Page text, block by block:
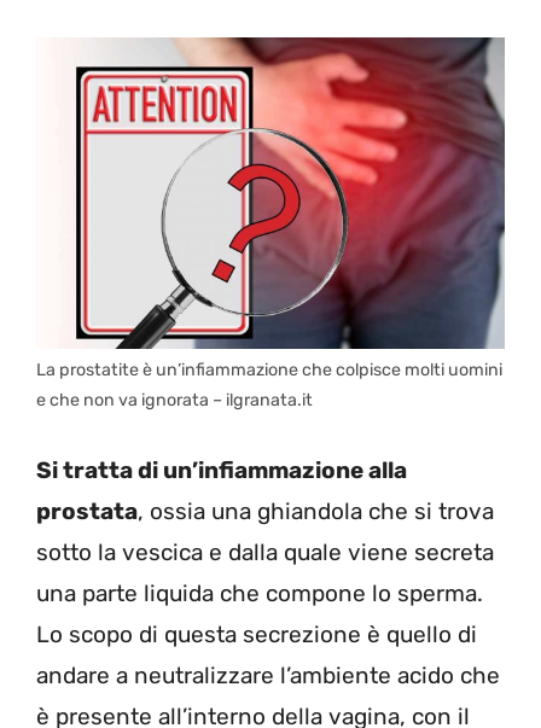
La prostatite è un’infiammazione che colpisce molti uomini
e che non va ignorata – ilgranata.it
Si tratta di un’infiammazione alla
prostata, ossia una ghiandola che si trova
sotto la vescica e dalla quale viene secreta
una parte liquida che compone lo sperma.
Lo scopo di questa secrezione è quello di
andare a neutralizzare l’ambiente acido che
è presente all’interno della vagina, con il